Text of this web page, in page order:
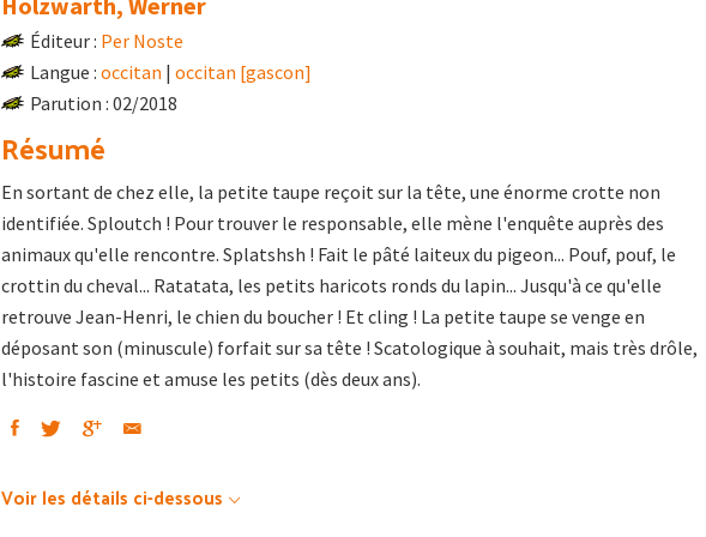
Éditeur : Per Noste
Langue : occitan | occitan [gascon]
Parution : 02/2018
Résumé
En sortant de chez elle, la petite taupe reçoit sur la tête, une énorme crotte non
identifiée. Sploutch ! Pour trouver le responsable, elle mène l'enquête auprès des
animaux qu'elle rencontre. Splatshsh ! Fait le pâté laiteux du pigeon... Pouf, pouf, le
crottin du cheval... Ratatata, les petits haricots ronds du lapin... Jusqu'à ce qu'elle
retrouve Jean-Henri, le chien du boucher ! Et cling ! La petite taupe se venge en
déposant son (minuscule) forfait sur sa tête ! Scatologique à souhait, mais très drôle,
l'histoire fascine et amuse les petits (dès deux ans).
Voir les détails ci-dessous